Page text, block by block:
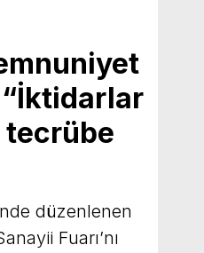
düzenlenen
Fuarı’nı